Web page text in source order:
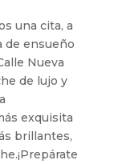
una cita, a
de ensueño
Nueva
de lujo y
exquisita
brillantes,